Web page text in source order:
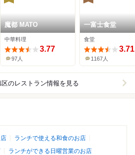
魔都 MATO
中華料理
3.77
97人
一富士食堂
食堂
3.71
1167人
区のレストラン情報を見る
ランチで使える和食のお店
ランチができる日曜営業のお店